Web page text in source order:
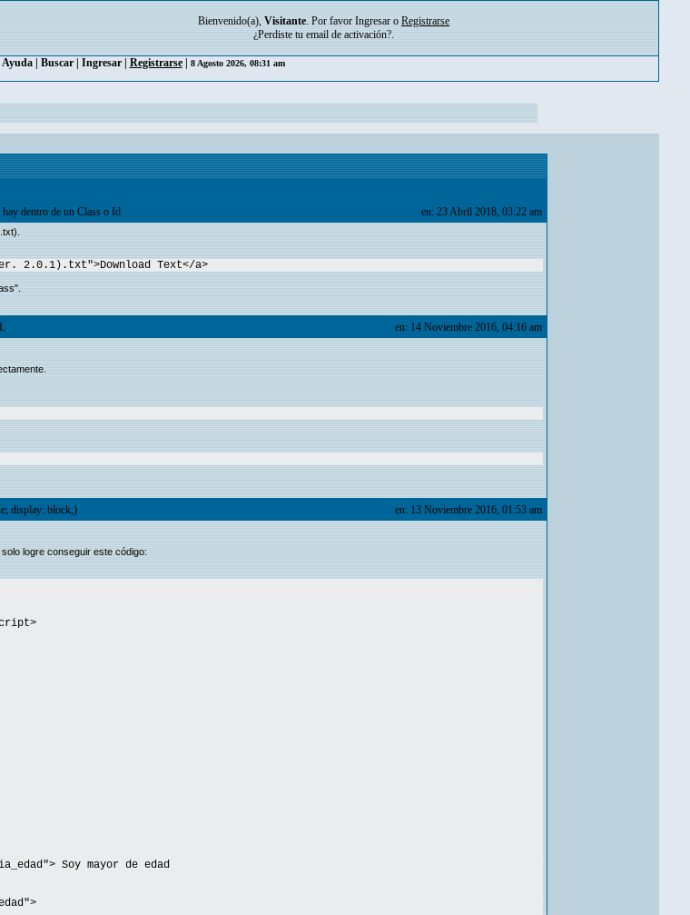
Bienvenido(a), Visitante. Por favor Ingresar o Registrarse
¿Perdiste tu email de activación?.
Ayuda| Buscar| Ingresar| Registrarse| 8 Agosto 2026, 08:31 am
dentro de un Class o Id en: 23 Abril 2018, 03:22 am
2.0.1).txt">Download Text</a>
en: 14 Noviembre 2016, 04:16 am
display: block;) en: 13 Noviembre 2016, 01:53 am
logre conseguir este código:
Soy mayor de edad